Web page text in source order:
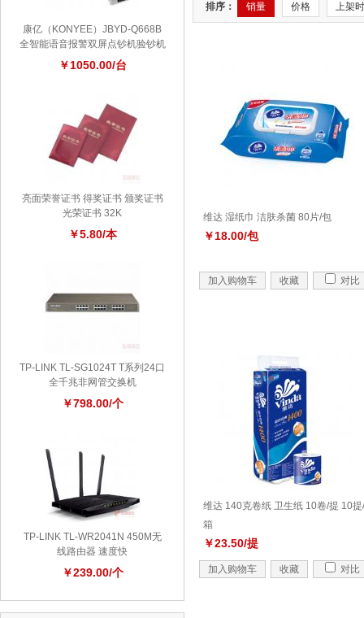
康亿（KONYEE）JBYD-Q668B
全智能语音报警双屏点钞机验钞机
￥1050.00/台
亮面荣誉证书 得奖证书 颁奖证书
光荣证书 32K
￥5.80/本
TP-LINK TL-SG1024T T系列24口
全千兆非网管交换机
￥798.00/个
TP-LINK TL-WR2041N 450M无
线路由器 速度快
￥239.00/个
排序： 销量 价格 上架
维达 湿纸巾 洁肤杀菌 80片/包
￥18.00/包
加入购物车 收藏 对比
维达 140克卷纸 卫生纸 10卷/提 10提/
箱
￥23.50/提
加入购物车 收藏 对比